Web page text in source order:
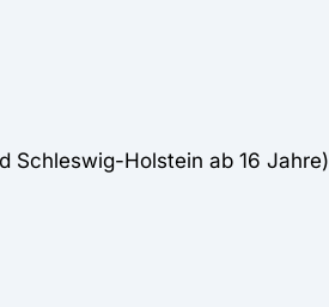
Schleswig-Holstein ab 16 Jahre)